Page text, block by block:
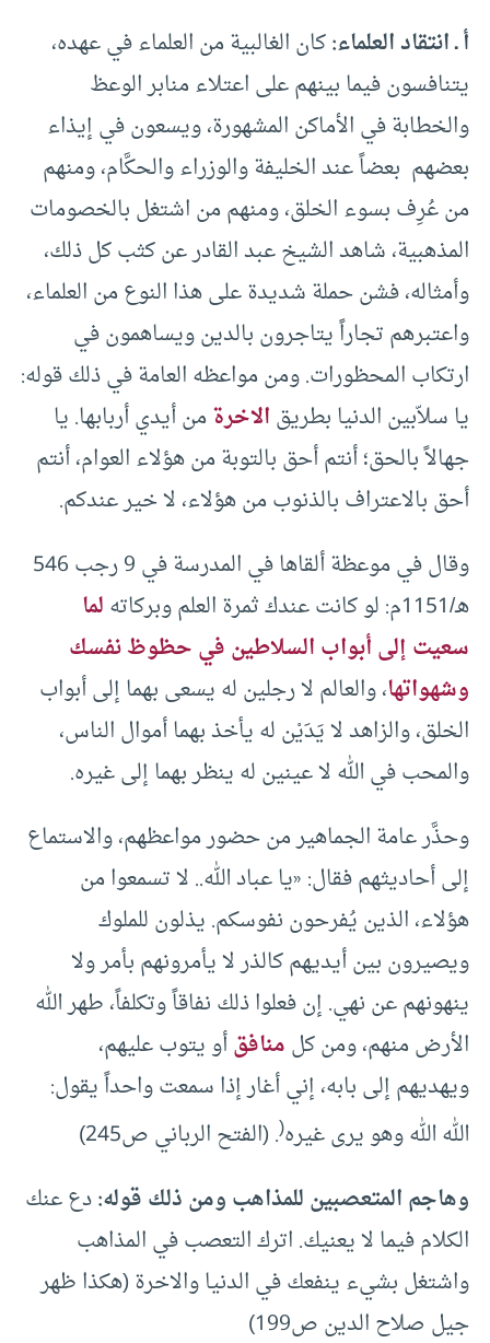
أ ـ انتقاد العلماء:كان الغالبية من العلماء في عهده،
يتنافسون فيما بينهم على اعتلاء منابر الوعظ
والخطابة في الأماكن المشهورة، ويسعون في إيذاء
بعضهم بعضاً عند الخليفة والوزراء والحكَّام، ومنهم
من عُرِف بسوء الخلق، ومنهم من اشتغل بالخصومات
المذهبية، شاهد الشيخ عبد القادر عن كثب كل ذلك،
وأمثاله، فشن حملة شديدة على هذا النوع من العلماء،
واعتبرهم تجاراً يتاجرون بالدين ويساهمون في
ارتكاب المحظورات. ومن مواعظه العامة في ذلك قوله:
يا سلاّبين الدنيا بطريقالاخرةمن أيدي أربابها. يا
جهالاً بالحق؛ أنتم أحق بالتوبة من هؤلاء العوام، أنتم
أحق بالاعتراف بالذنوب من هؤلاء، لا خير عندكم.
وقال في موعظة ألقاها في المدرسة في 9 رجب 546
هـ/1151م: لو كانت عندك ثمرة العلم وبركاته
لما
سعيت إلى أبواب السلاطين في حظوظ نفسك
وشهواتها، والعالم لا رجلين له يسعى بهما إلى أبواب
الخلق، والزاهد لا يَدَيْن له يأخذ بهما أموال الناس،
والمحب في الله لا عينين له ينظر بهما إلى غيره.
وحذَّر عامة الجماهير من حضور مواعظهم، والاستماع
إلى أحاديثهم فقال: «يا عباد الله.. لا تسمعوا من
هؤلاء، الذين يُفرحون نفوسكم. يذلون للملوك
ويصيرون بين أيديهم كالذر لا يأمرونهم بأمر ولا
ينهونهم عن نهي. إن فعلوا ذلك نفاقاً وتكلفاً، طهر الله
الأرض منهم، ومن كلمنافقأو يتوب عليهم،
ويهديهم إلى بابه، إني أغار إذا سمعت واحداً يقول:
الله الله وهو يرى غيره(. (الفتح الرباني ص245)
وهاجم المتعصبين للمذاهب ومن ذلك قوله:دع عنك
الكلام فيما لا يعنيك. اترك التعصب في المذاهب
واشتغل بشيء ينفعك في الدنيا والاخرة (هكذا ظهر
جيل صلاح الدين ص199)